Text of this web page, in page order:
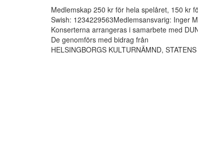
Medlemskap 250 kr för hela spelåret, 150 kr
Swish: 1234229563Medlemsansvarig: Inger
Konserterna arrangeras i samarbete med
De genomförs med bidrag från
HELSINGBORGS KULTURNÄMND,